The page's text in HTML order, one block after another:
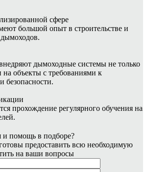
сфере
большой опыт в строительстве и
дымоходные системы не только
объекты с требованиями к
безопасности.
прохождение регулярного обучения на
и помощь в подборе?
предоставить всю необходимую
на ваши вопросы